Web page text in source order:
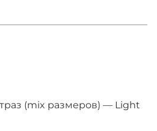
(mix размеров) — Light